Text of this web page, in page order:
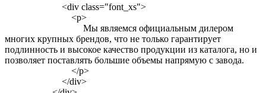
<div class="font_xs">
<p>
Мы являемся официальным дилером
многих крупных брендов, что не только гарантирует
подлинность и высокое качество продукции из каталога, но и
позволяет поставлять большие объемы напрямую с завода.
</p>
</div>